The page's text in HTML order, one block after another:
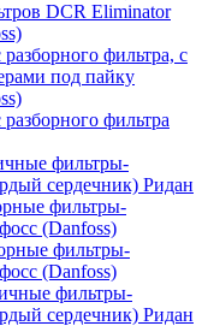
DCR Eliminator
фильтра, с
под пайку
фильтра
фильтры-
сердечник) Ридан
фильтры-
(Danfoss)
фильтры-
(Danfoss)
фильтры-
сердечник) Ридан